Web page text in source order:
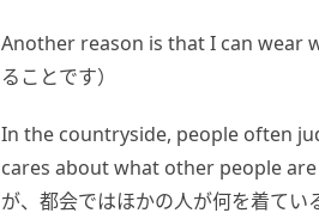
Another reason is that I can wear
ることです）
In the countryside, people often
cares about what other people are
が、都会ではほかの人が何を着てい